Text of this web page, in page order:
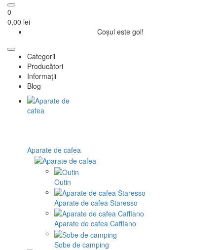
0
0,00 lei
Coșul este gol!
Categorii
Producători
Informații
Blog
Aparate de cafea
Outin
Aparate de cafea Staresso
Aparate de cafea Cafflano
Sobe de camping